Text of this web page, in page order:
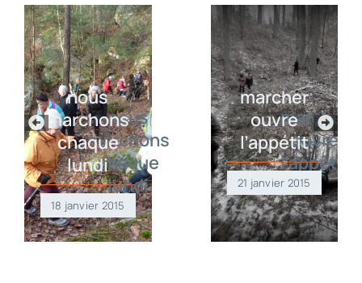
nous
marchons
chaque
lundi
18 janvier 2015
marcher
ouvre
l’appétit
21 janvier 2015